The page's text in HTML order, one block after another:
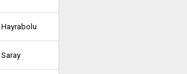
Hayrabolu
Saray